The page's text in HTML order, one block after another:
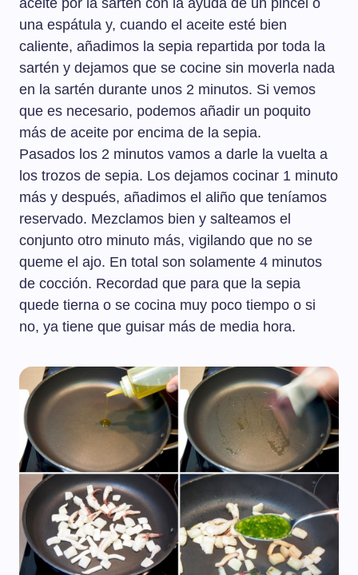
aceite por la sartén con la ayuda de un pincel o
una espátula y, cuando el aceite esté bien
caliente, añadimos la sepia repartida por toda la
sartén y dejamos que se cocine sin moverla nada
en la sartén durante unos 2 minutos. Si vemos
que es necesario, podemos añadir un poquito
más de aceite por encima de la sepia.
Pasados los 2 minutos vamos a darle la vuelta a
los trozos de sepia. Los dejamos cocinar 1 minuto
más y después, añadimos el aliño que teníamos
reservado. Mezclamos bien y salteamos el
conjunto otro minuto más, vigilando que no se
queme el ajo. En total son solamente 4 minutos
de cocción. Recordad que para que la sepia
quede tierna o se cocina muy poco tiempo o si
no, ya tiene que guisar más de media hora.